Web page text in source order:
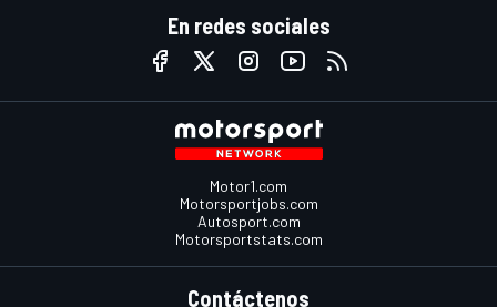
En redes sociales
Motor1.com
Motorsportjobs.com
Autosport.com
Motorsportstats.com
Contáctenos